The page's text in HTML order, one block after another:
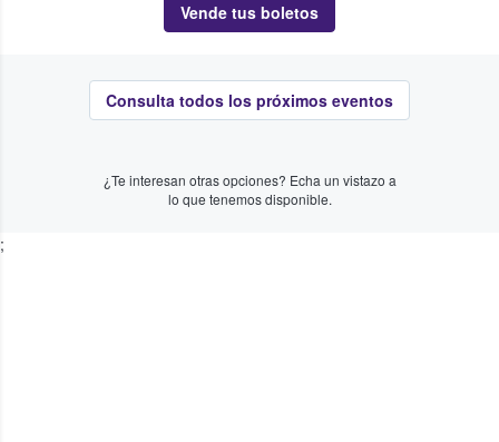
Vende tus boletos
Consulta todos los próximos eventos
¿Te interesan otras opciones? Echa un vistazo a
lo que tenemos disponible.
;